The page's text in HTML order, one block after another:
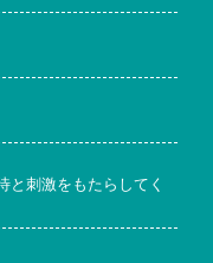
刺激をもたらしてく